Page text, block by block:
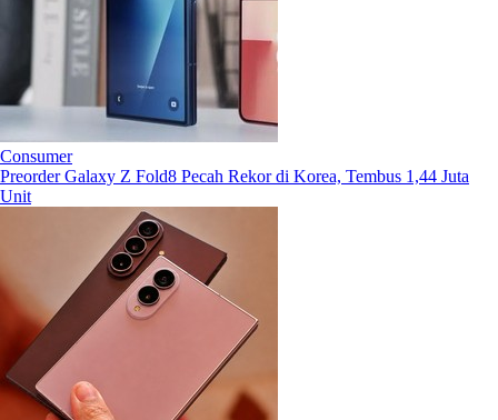
Consumer
Preorder Galaxy Z Fold8 Pecah Rekor di Korea, Tembus 1,44 Juta
Unit